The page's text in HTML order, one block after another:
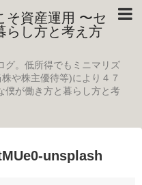
そ資産運用 〜セ
らし方と考え方
グ。低所得でもミニマリズ
や株主優待等)により４７
僕が働き方と暮らし方と考
unsplash